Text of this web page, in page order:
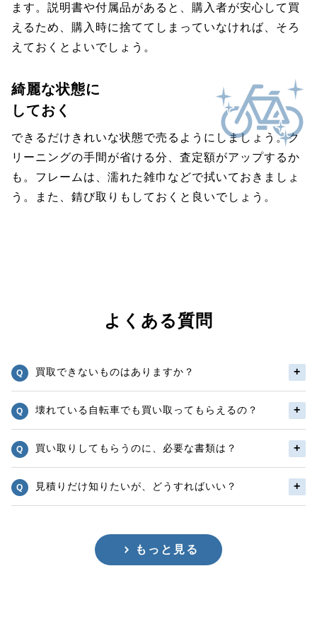
ます。説明書や付属品があると、購入者が安心して買
えるため、購入時に捨ててしまっていなければ、そろ
えておくとよいでしょう。
綺麗な状態に
しておく
できるだけきれいな状態で売るようにしましょう。ク
リーニングの手間が省ける分、査定額がアップするか
も。フレームは、濡れた雑巾などで拭いておきましょ
う。また、錆び取りもしておくと良いでしょう。
よくある質問
買取できないものはありますか？
壊れている自転車でも買い取ってもらえるの？
買い取りしてもらうのに、必要な書類は？
見積りだけ知りたいが、どうすればいい？
もっと見る